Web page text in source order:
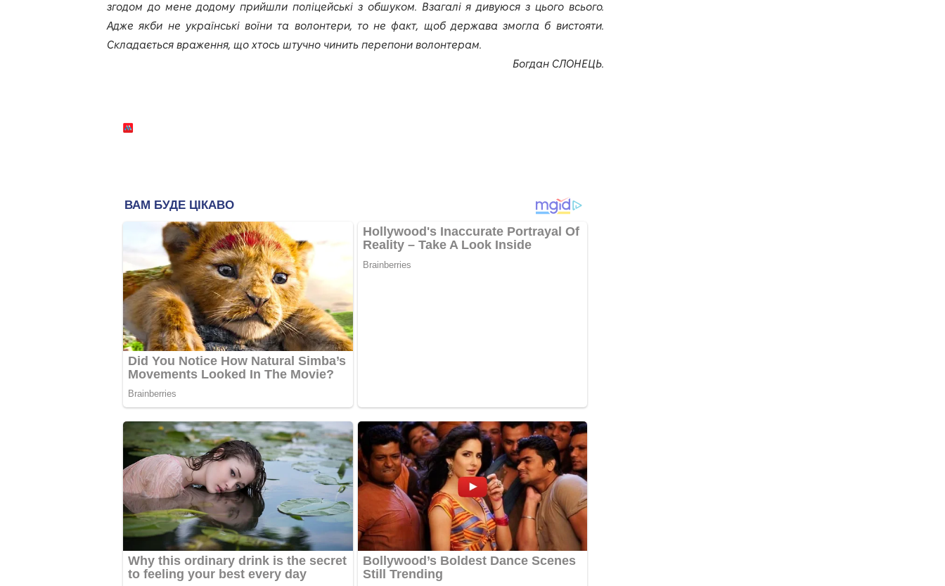
згодом до мене додому прийшли поліцейські з обшуком. Взагалі я дивуюся з цього всього.
Адже якби не українські воїни та волонтери, то не факт, щоб держава змогла б вистояти.
Складається враження, що хтось штучно чинить перепони волонтерам.
Богдан СЛОНЕЦЬ.